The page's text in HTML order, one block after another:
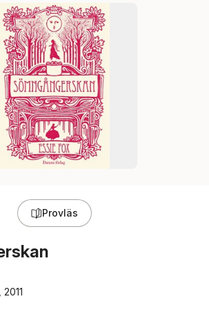
Provläs
antal röster: